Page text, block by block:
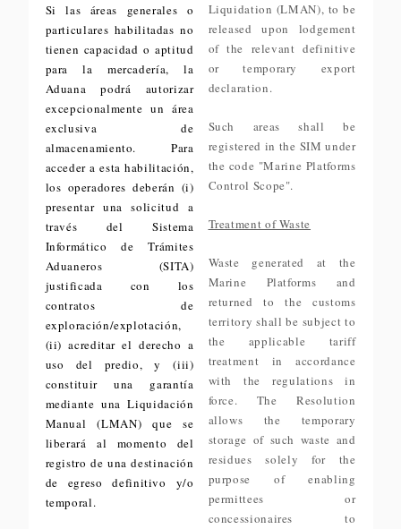
Si las áreas generales o
particulares habilitadas no
tienen capacidad o aptitud
para la mercadería, la
Aduana podrá autorizar
excepcionalmente un área
exclusiva de
almacenamiento. Para
acceder a esta habilitación,
los operadores deberán (i)
presentar una solicitud a
través del Sistema
Informático de Trámites
Aduaneros (SITA)
justificada con los
contratos de
exploración/explotación,
(ii) acreditar el derecho a
uso del predio, y (iii)
constituir una garantía
mediante una Liquidación
Manual (LMAN) que se
liberará al momento del
registro de una destinación
de egreso definitivo y/o
temporal.
Liquidation (LMAN), to be
released upon lodgement
of the relevant definitive
or temporary export
declaration.
Such areas shall be
registered in the SIM under
the code "Marine Platforms
Control Scope".
Treatment of Waste
Waste generated at the
Marine Platforms and
returned to the customs
territory shall be subject to
the applicable tariff
treatment in accordance
with the regulations in
force. The Resolution
allows the temporary
storage of such waste and
residues solely for the
purpose of enabling
permittees or
concessionaires to